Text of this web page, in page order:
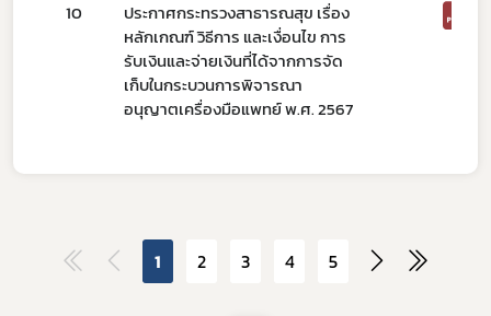
10
ประกาศกระทรวงสาธารณสุข เรื่อง
หลักเกณฑ์ วิธีการ และเงื่อนไข การ
รับเงินและจ่ายเงินที่ได้จากการจัด
เก็บในกระบวนการพิจารณา
อนุญาตเครื่องมือแพทย์ พ.ศ. 2567
1 2 3 4 5